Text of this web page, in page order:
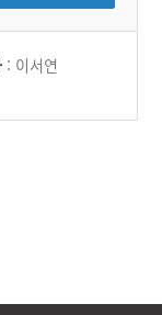
: 이서연